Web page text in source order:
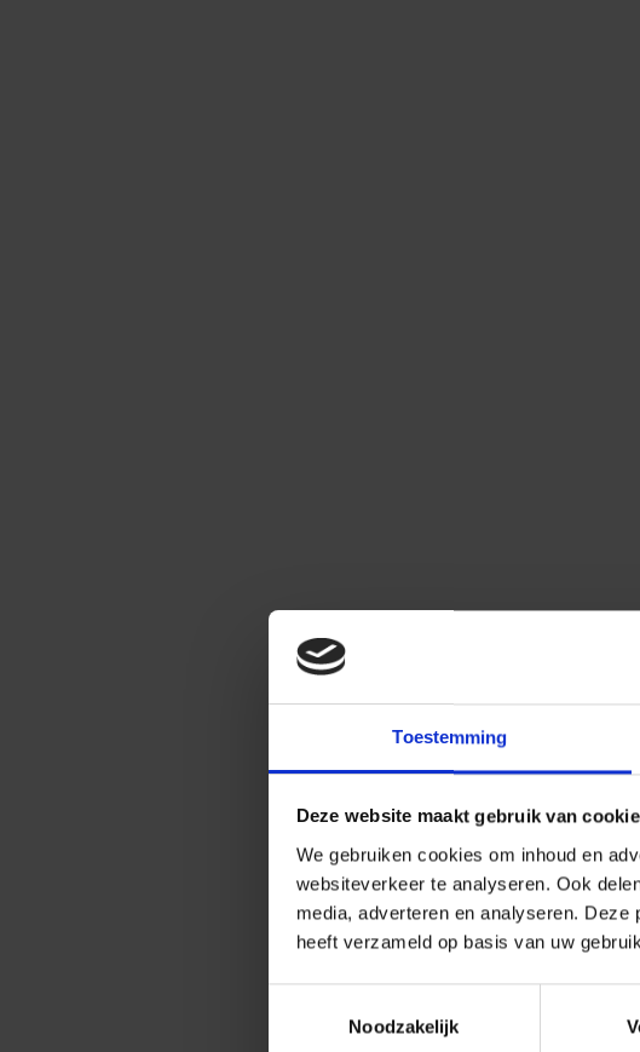
Toestemming
Deze website maakt gebruik van
We gebruiken cookies om inhoud en
websiteverkeer te analyseren. Ook
media, adverteren en analyseren. Deze
heeft verzameld op basis van uw
Noodzakelijk